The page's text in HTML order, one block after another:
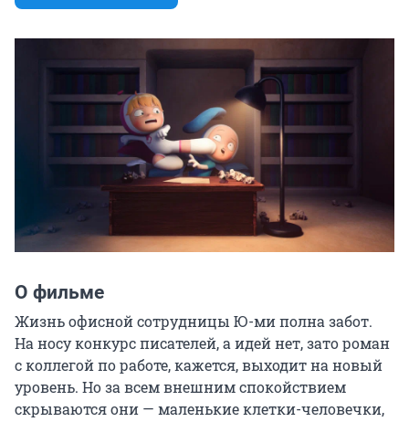
О фильме
Жизнь офисной сотрудницы Ю-ми полна забот.
На носу конкурс писателей, а идей нет, зато роман
с коллегой по работе, кажется, выходит на новый
уровень. Но за всем внешним спокойствием
скрываются они — маленькие клетки-человечки,